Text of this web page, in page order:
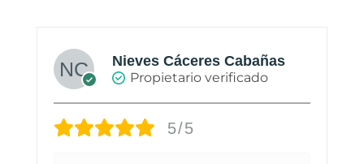
Nieves Cáceres Cabañas
Propietario verificado
5/5